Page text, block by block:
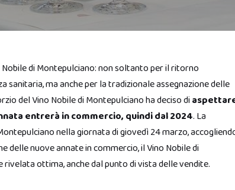
Nobile di Montepulciano: non soltanto per il ritorno
sanitaria, ma anche per la tradizionale assegnazione delle
del Vino Nobile di Montepulciano ha deciso di
entrerà in commercio, quindi dal 2024. La
nella giornata di giovedì 24 marzo,
delle nuove annate in commercio, il Vino Nobile di
rivelata ottima, anche dal punto di vista delle vendite.